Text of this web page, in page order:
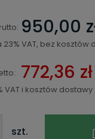
950,00
23% VAT, bez kosztów
772,36 zł
VAT i kosztów dostawy
szt.